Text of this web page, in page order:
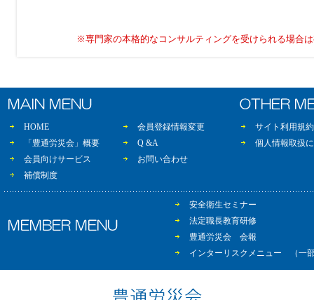
※専門家の本格的なコンサルティングを受けられる場合
HOME
会員登録情報変更
「豊通労災会」概要
Q &A
会員向けサービス
お問い合わせ
補償制度
サイト利用規約
個人情報取扱
安全衛生セミナー
法定職長教育研修
豊通労災会 会報
インターリスクメニュー （一